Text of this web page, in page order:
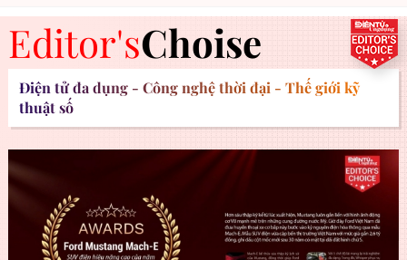
Editor'sChoise
Điện tử đa dụng - Công nghệ thời đại - Thế giới kỹ
thuật số